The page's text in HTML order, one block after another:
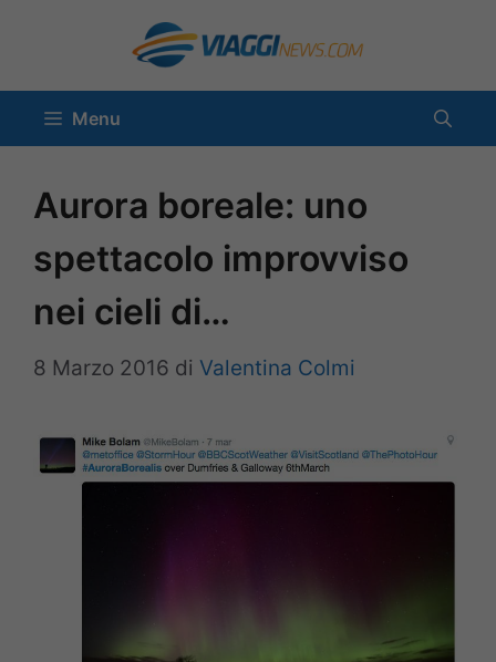
contenuto
Menu
Aurora boreale: uno
spettacolo improvviso
nei cieli di…
8 Marzo 2016 di Valentina Colmi